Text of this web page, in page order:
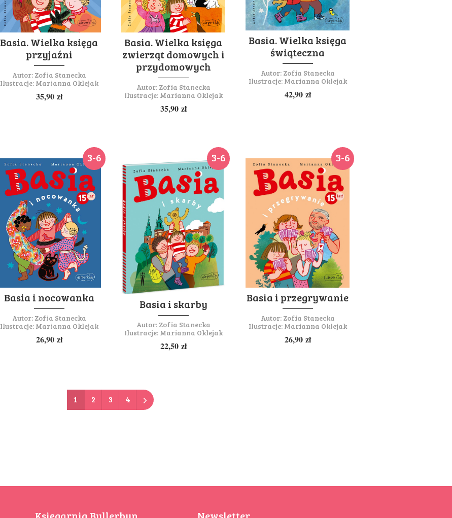
Basia. Wielka księga
przyjaźni
Autor: Zofia Stanecka
Ilustracje: Marianna Oklejak
35,90 zł
Basia. Wielka księga
zwierząt domowych i
przydomowych
Autor: Zofia Stanecka
Ilustracje: Marianna Oklejak
35,90 zł
Basia. Wielka księga
świąteczna
Autor: Zofia Stanecka
Ilustracje: Marianna Oklejak
42,90 zł
3-6
Basia i nocowanka
Autor: Zofia Stanecka
Ilustracje: Marianna Oklejak
26,90 zł
3-6
Basia i skarby
Autor: Zofia Stanecka
Ilustracje: Marianna Oklejak
22,50 zł
3-6
Basia i przegrywanie
Autor: Zofia Stanecka
Ilustracje: Marianna Oklejak
26,90 zł
1 2 3 4